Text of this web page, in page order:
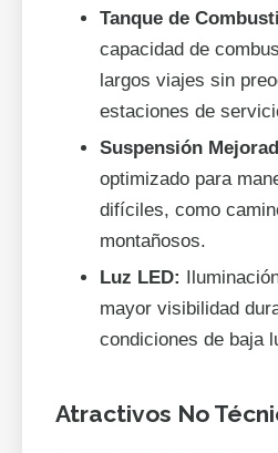
Tanque de
capacidad de
largos viajes sin
estaciones de
Suspensión
optimizado para
difíciles, como
montañosos.
Luz LED:
mayor visibilidad
condiciones de baja
Atractivos No